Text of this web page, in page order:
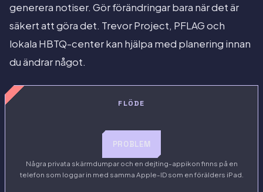
generera notiser. Gör förändringar bara när det är
säkert att göra det. Trevor Project, PFLAG och
lokala HBTQ-center kan hjälpa med planering innan
du ändrar något.
FLÖDE
PROBLEM
Några privata skärmdumpar och en dejting-appikon finns på en
telefon som loggar in med samma Apple-ID som en förälders iPad.